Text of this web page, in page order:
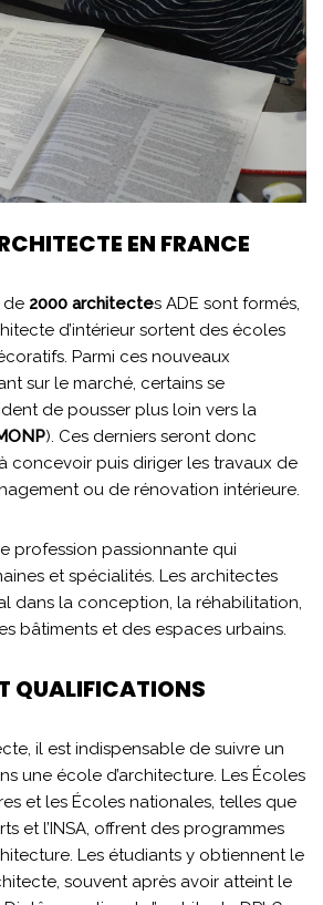
EN FRANCE
de 2000 architectes ADE sont formés,
d’intérieur sortent des écoles
Parmi ces nouveaux
sur le marché, certains se
de pousser plus loin vers la
). Ces derniers seront donc
concevoir puis diriger les travaux de
ou de rénovation intérieure.
profession passionnante qui
et spécialités. Les architectes
dans la conception, la réhabilitation,
bâtiments et des espaces urbains.
QUALIFICATIONS
il est indispensable de suivre un
une école d’architecture. Les Écoles
et les Écoles nationales, telles que
et l’INSA, offrent des programmes
Les étudiants y obtiennent le
souvent après avoir atteint le